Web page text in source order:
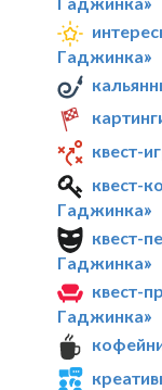
Гаджинка»
квест-
квест-
Гаджинка»
квест-
Гаджинка»
квест-
Гаджинка»